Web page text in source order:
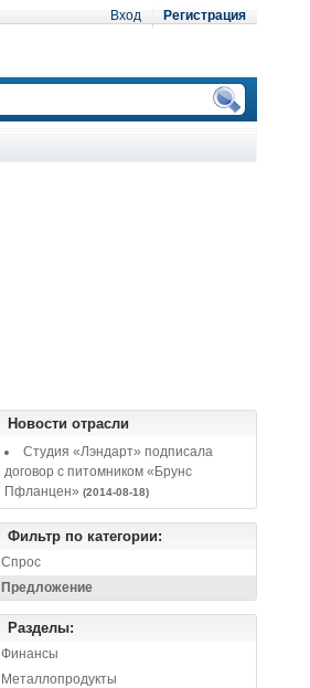
Вход Регистрация
Новости отрасли
Студия «Лэндарт» подписала
договор с питомником «Брунс
Пфланцен» (2014-08-18)
Фильтр по категории:
Спрос
Предложение
Разделы:
Финансы
Металлопродукты